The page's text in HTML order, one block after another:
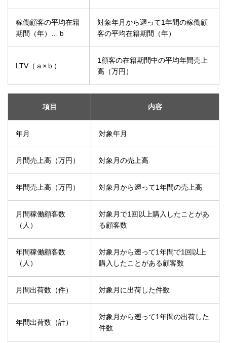
稼働顧客の平均在籍
期間（年）…ｂ
対象年月から遡って1年間の稼働顧
客の平均在籍期間（年）
LTV（ａ×ｂ）
1顧客の在籍期間中の平均年間売上
高（万円）
項目 内容
年月 対象年月
月間売上高（万円） 対象月の売上高
年間売上高（万円） 対象月から遡って1年間の売上高
月間稼働顧客数
（人）
対象月で1回以上購入したことがあ
る顧客数
年間稼働顧客数
（人）
対象月から遡って1年間で1回以上
購入したことがある顧客数
月間出荷数（件） 対象月に出荷した件数
年間出荷数（計）
対象月から遡って1年間の出荷した
件数